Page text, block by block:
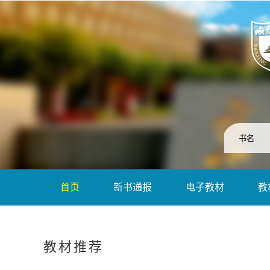
首页 新书通报 电子教材 教
教材推荐